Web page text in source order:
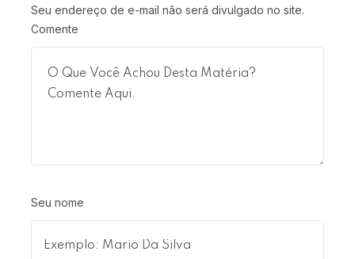
Seu endereço de e-mail não será divulgado no site.
Comente
Seu nome